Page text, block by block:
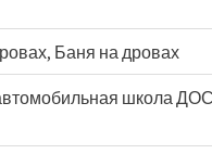
Баня на дровах
школа